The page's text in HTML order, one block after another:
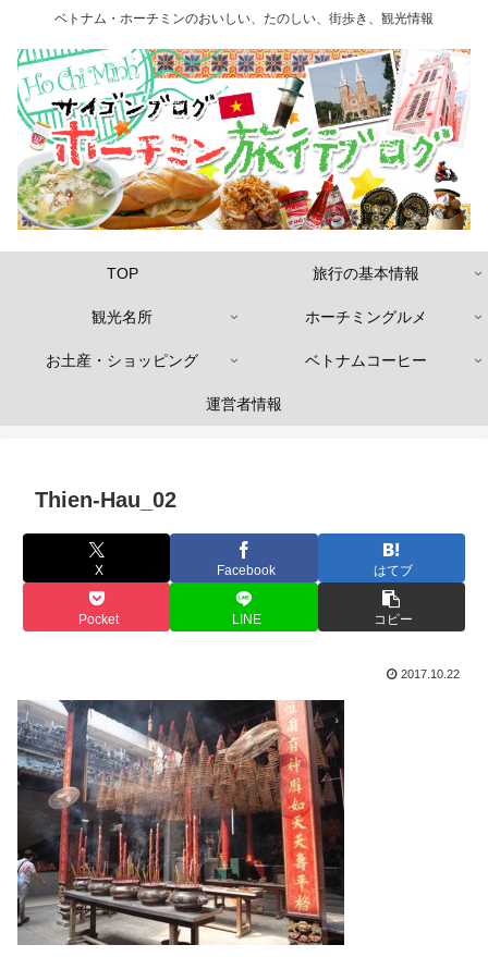
ベトナム・ホーチミンのおいしい、たのしい、街歩き、観光情報
TOP 旅行の基本情報
観光名所 ホーチミングルメ
お土産・ショッピング ベトナムコーヒー
運営者情報
Thien-Hau_02
X Facebook はてブ
Pocket LINE コピー
2017.10.22